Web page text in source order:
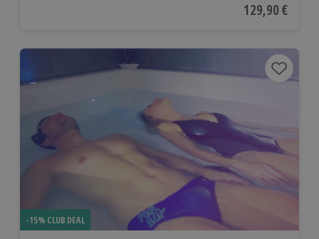
Aktueller Preis
129,90 €
-15% CLUB DEAL